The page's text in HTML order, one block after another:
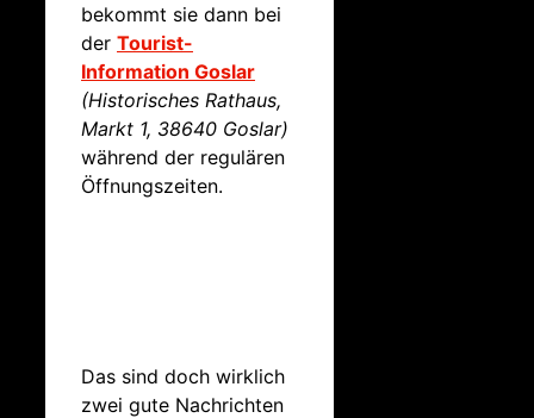
bekommt sie dann bei
der Tourist-
Information Goslar
(Historisches Rathaus,
Markt 1, 38640 Goslar)
während der regulären
Öffnungszeiten.
Das sind doch wirklich
zwei gute Nachrichten